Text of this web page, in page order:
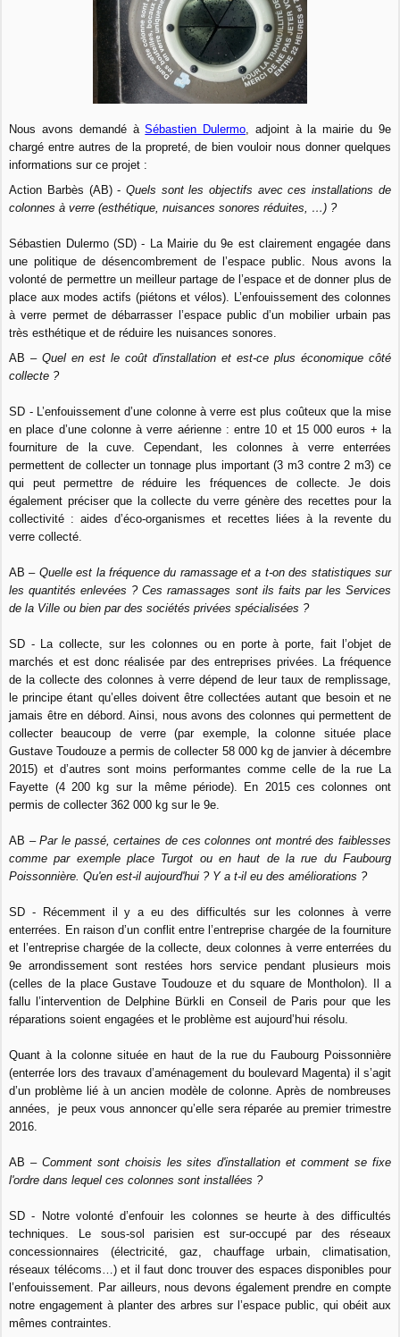
Nous avons demandé àSébastien Dulermo , adjoint à la mairie du 9e
chargé entre autres de la propreté, de bien vouloir nous donner quelques
informations sur ce projet :
Action Barbès (AB) - Quels sont les objectifs avec ces installations de
colonnes à verre (esthétique, nuisances sonores réduites, …) ?
Sébastien Dulermo (SD) - La Mairie du 9e est clairement engagée dans
une politique de désencombrement de l’espace public. Nous avons la
volonté de permettre un meilleur partage de l’espace et de donner plus de
place aux modes actifs (piétons et vélos). L’enfouissement des colonnes
à verre permet de débarrasser l’espace public d’un mobilier urbain pas
très esthétique et de réduire les nuisances sonores.
AB –Quel en est le coût d'installation et est-ce plus économique côté
collecte ?
SD - L’enfouissement d’une colonne à verre est plus coûteux que la mise
en place d’une colonne à verre aérienne : entre 10 et 15 000 euros + la
fourniture de la cuve. Cependant, les colonnes à verre enterrées
permettent de collecter un tonnage plus important (3 m3 contre 2 m3) ce
qui peut permettre de réduire les fréquences de collecte. Je dois
également préciser que la collecte du verre génère des recettes pour la
collectivité : aides d’éco-organismes et recettes liées à la revente du
verre collecté.
AB – Quelle est la fréquence du ramassage et a t-on des statistiques sur
les quantités enlevées ? Ces ramassages sont ils faits par les Services
de la Ville ou bien par des sociétés privées spécialisées ?
SD - La collecte, sur les colonnes ou en porte à porte, fait l’objet de
marchés et est donc réalisée par des entreprises privées. La fréquence
de la collecte des colonnes à verre dépend de leur taux de remplissage,
le principe étant qu’elles doivent être collectées autant que besoin et ne
jamais être en débord. Ainsi, nous avons des colonnes qui permettent de
collecter beaucoup de verre (par exemple, la colonne située place
Gustave Toudouze a permis de collecter 58 000 kg de janvier à décembre
2015) et d’autres sont moins performantes comme celle de la rue La
Fayette (4 200 kg sur la même période). En 2015 ces colonnes ont
permis de collecter 362 000 kg sur le 9e.
AB –Par le passé, certaines de ces colonnes ont montré des faiblesses
comme par exemple place Turgot ou en haut de la rue du Faubourg
Poissonnière. Qu'en est-il aujourd'hui ? Y a t-il eu des améliorations ?
SD - Récemment il y a eu des difficultés sur les colonnes à verre
enterrées. En raison d’un conflit entre l’entreprise chargée de la fourniture
et l’entreprise chargée de la collecte, deux colonnes à verre enterrées du
9e arrondissement sont restées hors service pendant plusieurs mois
(celles de la place Gustave Toudouze et du square de Montholon). Il a
fallu l’intervention de Delphine Bürkli en Conseil de Paris pour que les
réparations soient engagées et le problème est aujourd’hui résolu.
Quant à la colonne située en haut de la rue du Faubourg Poissonnière
(enterrée lors des travaux d’aménagement du boulevard Magenta) il s’agit
d’un problème lié à un ancien modèle de colonne. Après de nombreuses
années, je peux vous annoncer qu’elle sera réparée au premier trimestre
2016.
AB – Comment sont choisis les sites d'installation et comment se fixe
l'ordre dans lequel ces colonnes sont installées ?
SD - Notre volonté d’enfouir les colonnes se heurte à des difficultés
techniques. Le sous-sol parisien est sur-occupé par des réseaux
concessionnaires (électricité, gaz, chauffage urbain, climatisation,
réseaux télécoms…) et il faut donc trouver des espaces disponibles pour
l’enfouissement. Par ailleurs, nous devons également prendre en compte
notre engagement à planter des arbres sur l’espace public, qui obéit aux
mêmes contraintes.